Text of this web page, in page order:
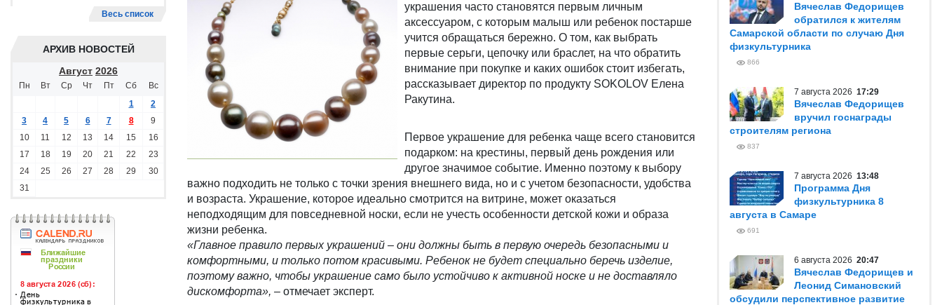
Весь список
АРХИВ НОВОСТЕЙ
Август 2026
Пн Вт Ср Чт Пт Сб
Вс
1
2
3
4 5 6 7 8
9
10
11 12 13 14 15
16
17
18 19 20 21 22
23
24
25 26 27 28 29
30
31
украшения часто становятся первым личным
аксессуаром, с которым малыш или ребенок постарше
учится обращаться бережно. О том, как выбрать
первые серьги, цепочку или браслет, на что обратить
внимание при покупке и каких ошибок стоит избегать,
рассказывает директор по продукту SOKOLOV Елена
Ракутина.
Первое украшение для ребенка чаще всего становится
подарком: на крестины, первый день рождения или
другое значимое событие. Именно поэтому к выбору
важно подходить не только с точки зрения внешнего вида, но и с учетом безопасности, удобства
и возраста. Украшение, которое идеально смотрится на витрине, может оказаться
неподходящим для повседневной носки, если не учесть особенности детской кожи и образа
жизни ребенка.
«Главное правило первых украшений – они должны быть в первую очередь безопасными и
комфортными, и только потом красивыми. Ребенок не будет специально беречь изделие,
поэтому важно, чтобы украшение само было устойчиво к активной носке и не доставляло
дискомфорта», – отмечает эксперт.
Вячеслав Федорищев
обратился к жителям
Самарской области по случаю Дня
физкультурника
866
7 августа 2026 17:29
Вячеслав Федорищев
вручил госнаграды
строителям региона
837
7 августа 2026 13:48
Программа Дня
физкультурника 8
августа в Самаре
691
6 августа 2026 20:47
Вячеслав Федорищев и
Леонид Симановский
обсудили перспективное развитие